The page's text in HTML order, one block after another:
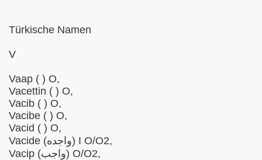
Türkische Namen
V
Vaap ( ) O,
Vacettin ( ) O,
Vacib ( ) O,
Vacibe ( ) O,
Vacid ( ) O,
Vacide (واجده) I O/O2,
Vacip (واجب) O/O2,
Orients